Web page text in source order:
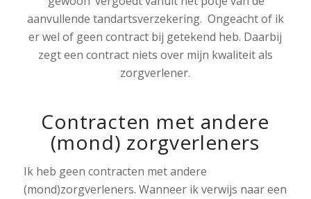
aanvullende tandartsverzekering. Ongeacht of ik
er wel of geen contract bij getekend heb. Daarbij
zegt een contract niets over mijn kwaliteit als
zorgverlener.
Contracten met andere
(mond) zorgverleners
Ik heb geen contracten met andere
(mond)zorgverleners. Wanneer ik verwijs naar een